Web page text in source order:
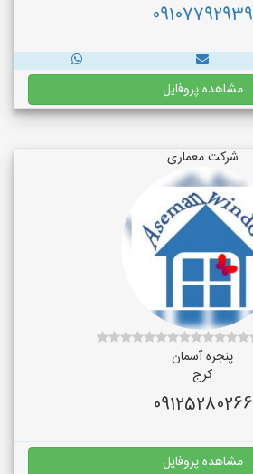
09107792939
مشاهده پروفایل
شرکت معماری
پنجره آسمان
کرج
09125280266
مشاهده پروفایل